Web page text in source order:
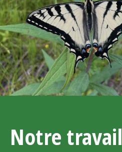
Notre travail